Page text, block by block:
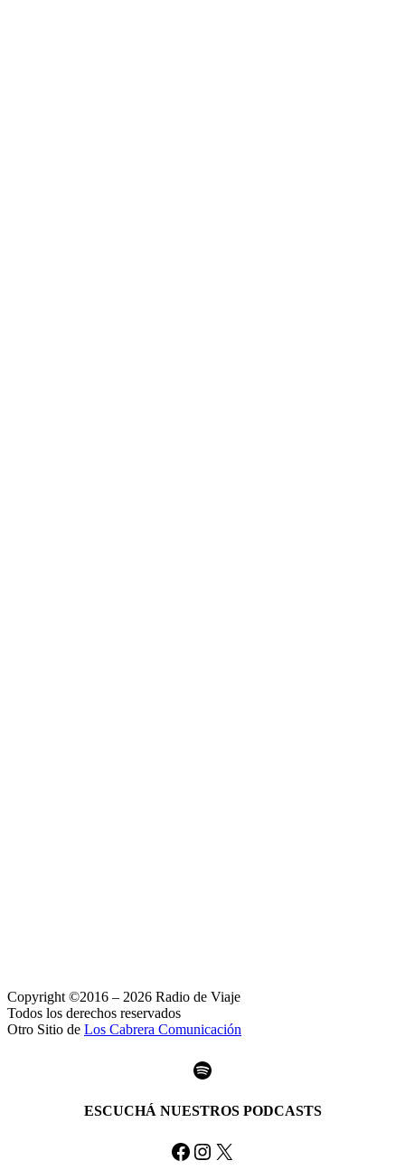
Copyright ©2016 – 2026 Radio de Viaje
Todos los derechos reservados
Otro Sitio de Los Cabrera Comunicación
Spotify
ESCUCHÁ NUESTROS PODCASTS
Facebook
Instagram
X